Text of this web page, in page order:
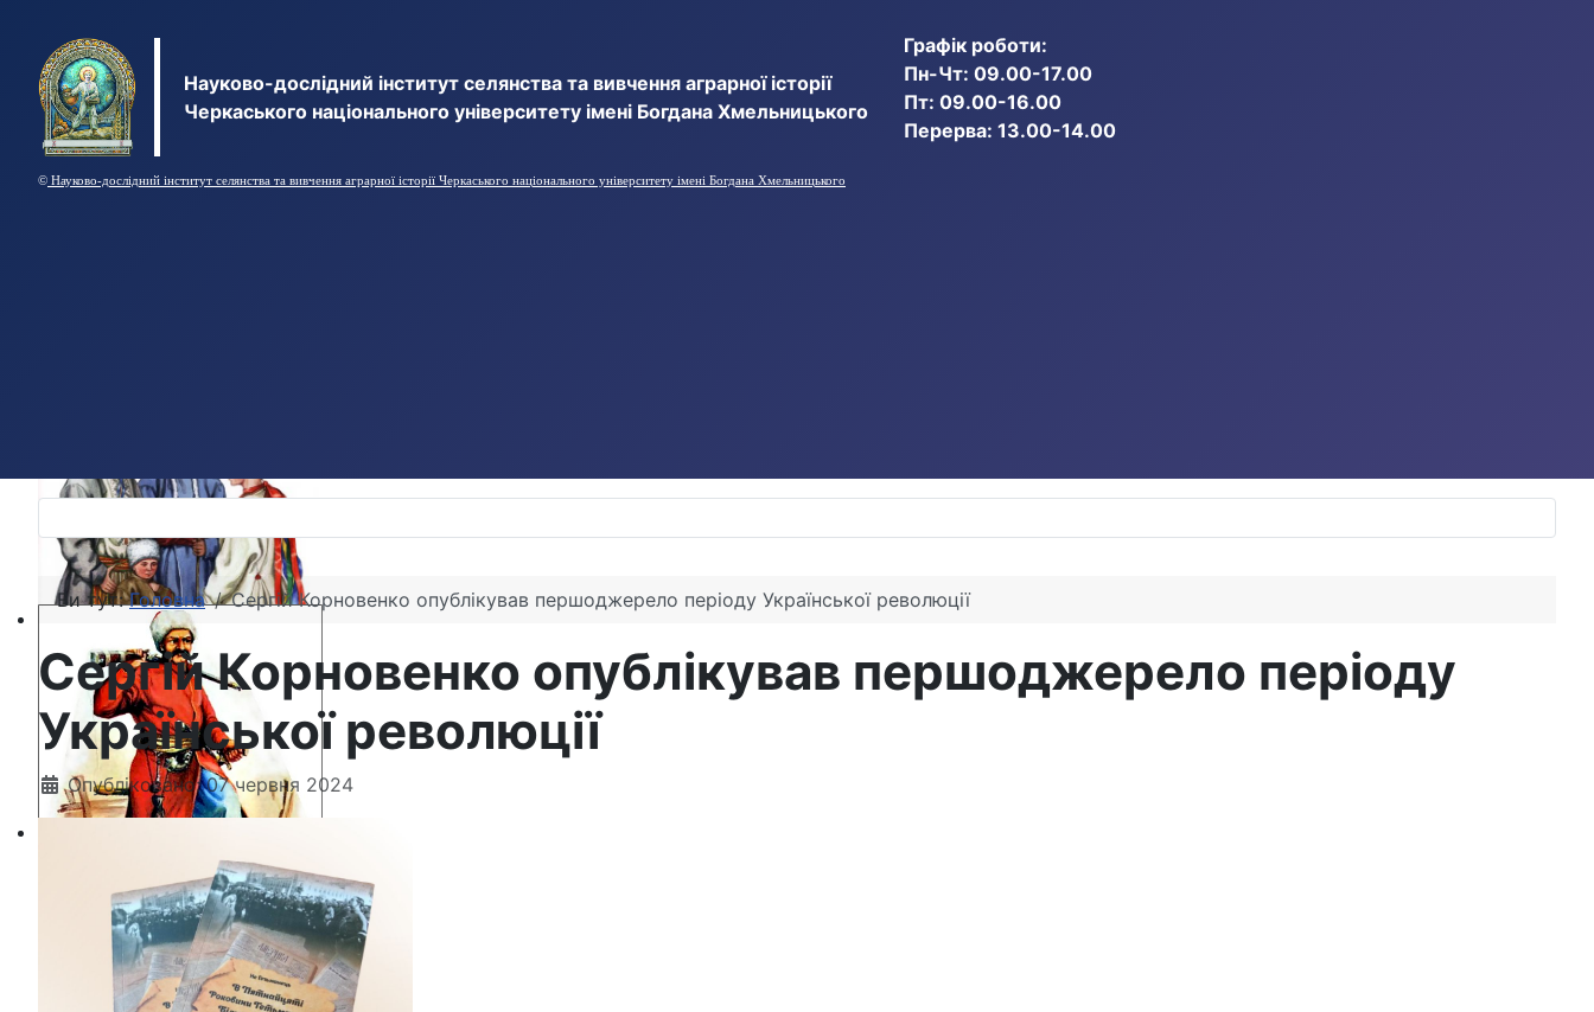
Ви тут:Головна Сергій Корновенко опублікував першоджерело періоду Української революції
Сергій Корновенко опублікував першоджерело періоду
Української революції
Опубліковано: 07 червня 2024
Науково-дослідний інститут селянства та вивчення аграрної історії
Черкаського національного університету імені Богдана Хмельницького
Графік роботи:
Пн-Чт: 09.00-17.00
Пт: 09.00-16.00
Перерва: 13.00-14.00
© Науково-дослідний інститут селянства та вивчення аграрної історії Черкаського національного університету імені Богдана Хмельницького